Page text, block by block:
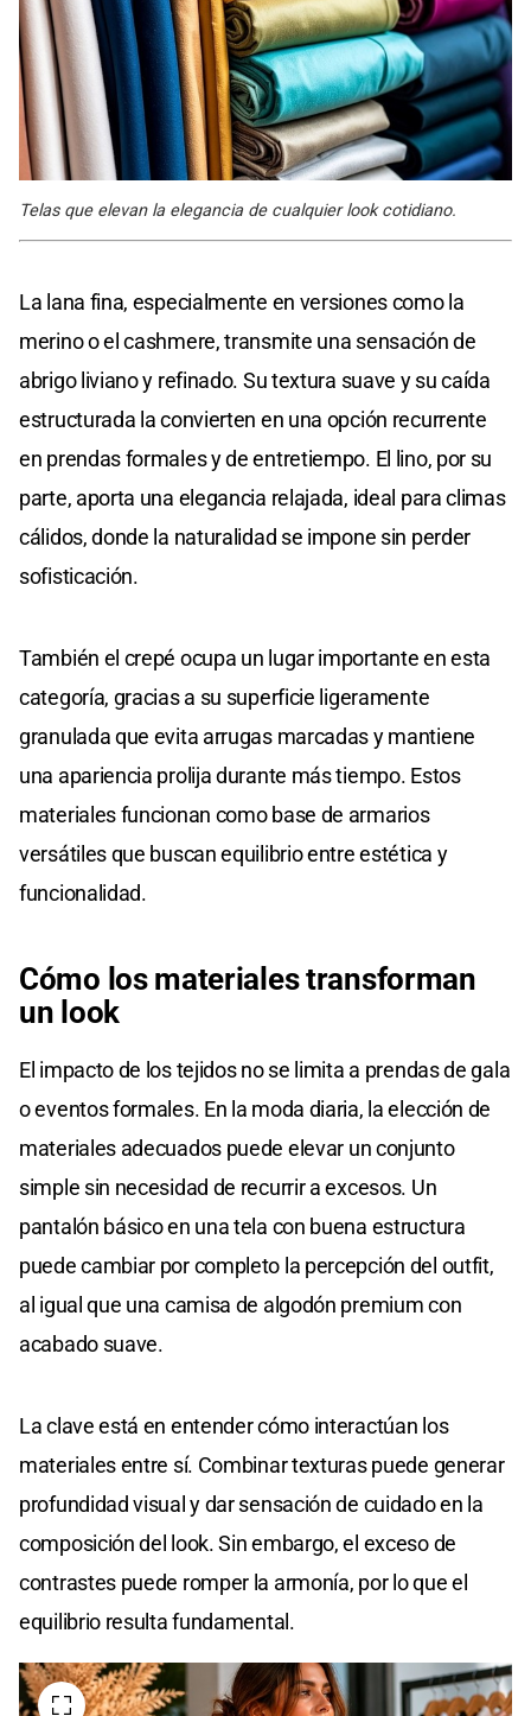
Telas que elevan la elegancia de cualquier look cotidiano.
La lana fina, especialmente en versiones como la
merino o el cashmere, transmite una sensación de
abrigo liviano y refinado. Su textura suave y su caída
estructurada la convierten en una opción recurrente
en prendas formales y de entretiempo. El lino, por su
parte, aporta una elegancia relajada, ideal para climas
cálidos, donde la naturalidad se impone sin perder
sofisticación.
También el crepé ocupa un lugar importante en esta
categoría, gracias a su superficie ligeramente
granulada que evita arrugas marcadas y mantiene
una apariencia prolija durante más tiempo. Estos
materiales funcionan como base de armarios
versátiles que buscan equilibrio entre estética y
funcionalidad.
Cómo los materiales transforman
un look
El impacto de los tejidos no se limita a prendas de gala
o eventos formales. En la moda diaria, la elección de
materiales adecuados puede elevar un conjunto
simple sin necesidad de recurrir a excesos. Un
pantalón básico en una tela con buena estructura
puede cambiar por completo la percepción del outfit,
al igual que una camisa de algodón premium con
acabado suave.
La clave está en entender cómo interactúan los
materiales entre sí. Combinar texturas puede generar
profundidad visual y dar sensación de cuidado en la
composición del look. Sin embargo, el exceso de
contrastes puede romper la armonía, por lo que el
equilibrio resulta fundamental.